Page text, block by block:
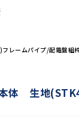
オリオ
レームパイプ/配電盤組
本体 生地